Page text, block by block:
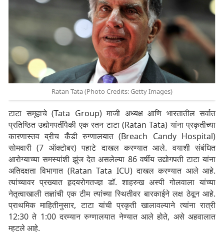
Ratan Tata (Photo Credits: Getty Images)
टाटा समूहाचे (Tata Group) माजी अध्यक्ष आणि भारतातील सर्वात
प्रतिष्ठित उद्योगपतींपैकी एक रतन टाटा (Ratan Tata) यांना प्रकृतीच्या
कारणास्तव ब्रीच कँडी रुग्णालयात (Breach Candy Hospital)
सोमवारी (7 ऑक्टोबर) पहाटे दाखल करण्यात आले. वयाशी संबंधित
आरोग्याच्या समस्यांशी झुंज देत असलेल्या 86 वर्षीय उद्योगपती टाटा यांना
अतिदक्षता विभागात (Ratan Tata ICU) दाखल करण्यात आले आहे.
त्यांच्यावर प्रख्यात हृदयरोगतज्ज्ञ डॉ. शाहरुख अस्पी गोलवाला यांच्या
नेतृत्वाखाली तज्ञांची एक टीम त्यांच्या स्थितीवर बारकाईने लक्ष ठेवून आहे.
प्राथमिक माहितीनुसार, टाटा यांची प्रकृती खालावल्याने त्यांना रात्री
12:30 ते 1:00 दरम्यान रुग्णालयात नेण्यात आले होते, असे अहवालात
म्हटले आहे.